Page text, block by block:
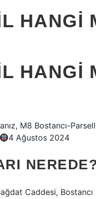
HANGI
HANGI
M8 Bostancı-
4 Ağustos 2024
Caddesi,